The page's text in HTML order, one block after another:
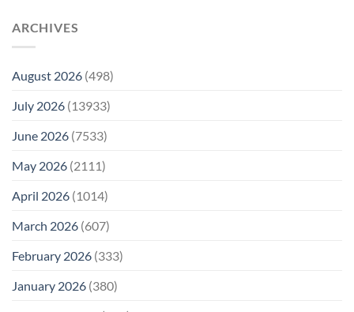
ARCHIVES
August 2026 (498)
July 2026 (13933)
June 2026 (7533)
May 2026 (2111)
April 2026 (1014)
March 2026 (607)
February 2026 (333)
January 2026 (380)